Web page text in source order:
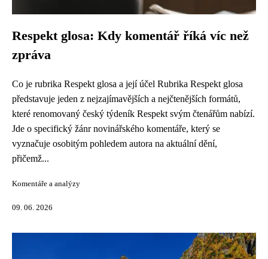
Respekt glosa: Kdy komentář říká víc než
zpráva
Co je rubrika Respekt glosa a její účel Rubrika Respekt glosa
představuje jeden z nejzajímavějších a nejčtenějších formátů,
které renomovaný český týdeník Respekt svým čtenářům nabízí.
Jde o specifický žánr novinářského komentáře, který se
vyznačuje osobitým pohledem autora na aktuální dění,
přičemž...
Komentáře a analýzy
09. 06. 2026